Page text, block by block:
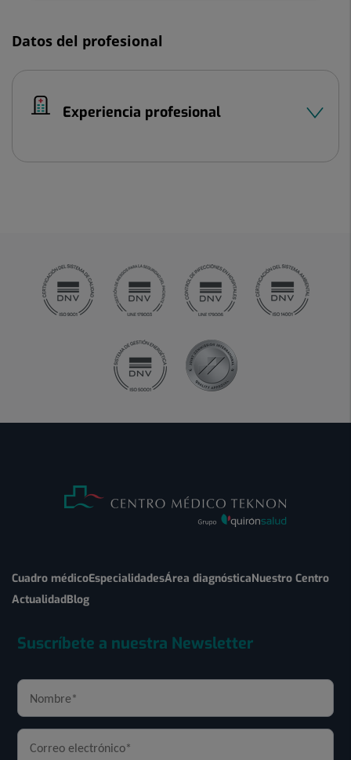
Datos del profesional
Experiencia profesional
Cuadro médicoEspecialidadesÁrea diagnósticaNuestro Centro
ActualidadBlog
Suscríbete a nuestra Newsletter